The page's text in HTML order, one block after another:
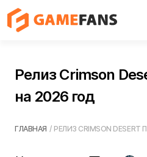
Релиз Crimson
на 2026 год
ГЛАВНАЯ / РЕЛИЗ CRIMSON